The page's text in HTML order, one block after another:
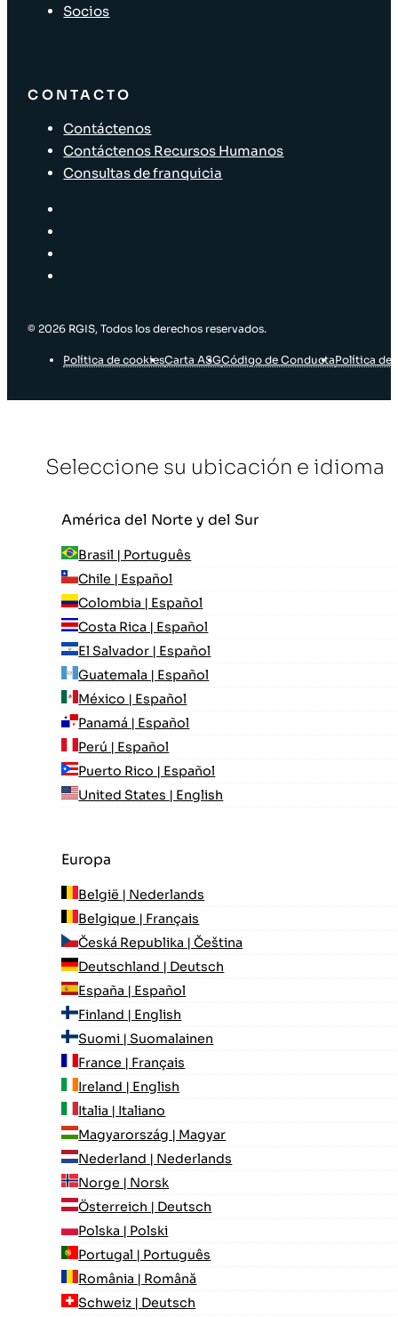
Socios
CONTACTO
Contáctenos
Contáctenos Recursos Humanos
Consultas de franquicia
© 2026 RGIS, Todos los derechos reservados.
Política de cookiesCarta ASGCódigo de ConductaPolítica de
Seleccione su ubicación e idioma
América del Norte y del Sur
Brasil | Português
Chile | Español
Colombia | Español
Costa Rica | Español
El Salvador | Español
Guatemala | Español
México | Español
Panamá | Español
Perú | Español
Puerto Rico | Español
United States | English
Europa
België | Nederlands
Belgique | Français
Česká Republika | Čeština
Deutschland | Deutsch
España | Español
Finland | English
Suomi | Suomalainen
France | Français
Ireland | English
Italia | Italiano
Magyarország | Magyar
Nederland | Nederlands
Norge | Norsk
Österreich | Deutsch
Polska | Polski
Portugal | Português
România | Română
Schweiz | Deutsch